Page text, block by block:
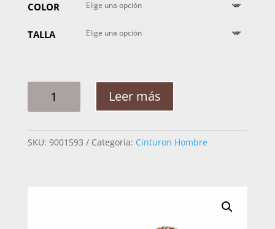
COLOR
TALLA
HOMBRE
GUIA
Leer más
SKU: 9001593 Categoría: Cinturon Hombre